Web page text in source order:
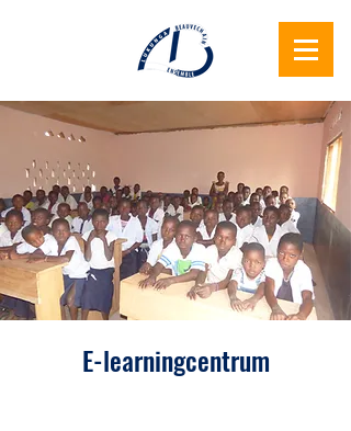
Lukunga
Beauvechain
Samen
E-learningcentrum